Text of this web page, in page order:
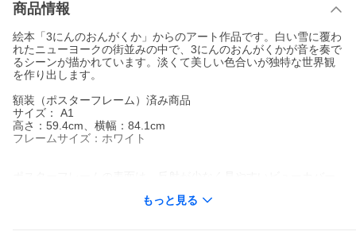
商品情報
絵本「3にんのおんがくか」からのアート作品です。白い雪に覆わ
れたニューヨークの街並みの中で、3にんのおんがくかが音を奏で
るシーンが描かれています。淡くて美しい色合いが独特な世界観
を作り出します。
額装（ポスターフレーム）済み商品
サイズ： A1
高さ：59.4cm、横幅：84.1cm
フレームサイズ：ホワイト
くするものを使用しています。もっと見る